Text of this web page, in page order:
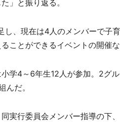
」と振り返る。
、現在は4人のメンバーで子
ことができるイベントの開催な
4～6年生12人が参加。2グル
んだ。
実行委員会メンバー指導の下